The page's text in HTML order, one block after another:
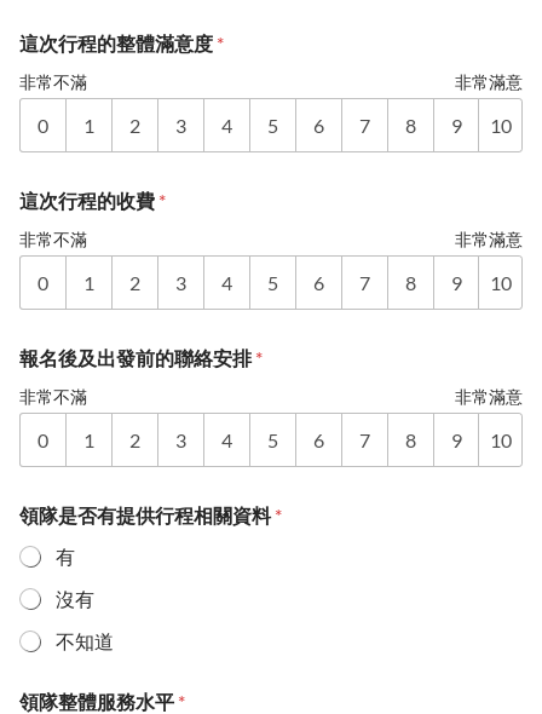
這次行程的整體滿意度 *
非常不滿 非常滿意
0 1 2 3 4 5 6 7 8 9 10
這次行程的收費 *
非常不滿 非常滿意
0 1 2 3 4 5 6 7 8 9 10
報名後及出發前的聯絡安排*
非常不滿 非常滿意
0 1 2 3 4 5 6 7 8 9 10
領隊是否有提供行程相關資料*
有
沒有
不知道
領隊整體服務水平 *